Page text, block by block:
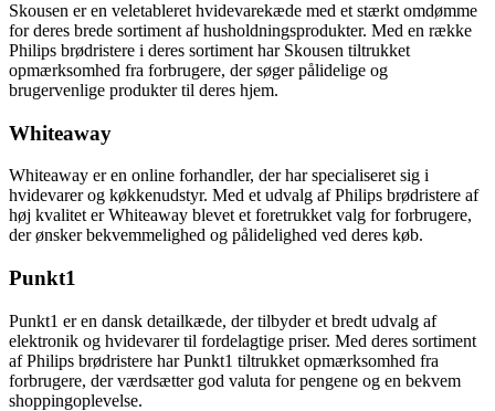
Skousen er en veletableret hvidevarekæde med et stærkt omdømme
for deres brede sortiment af husholdningsprodukter. Med en række
Philips brødristere i deres sortiment har Skousen tiltrukket
opmærksomhed fra forbrugere, der søger pålidelige og
brugervenlige produkter til deres hjem.
Whiteaway
Whiteaway er en online forhandler, der har specialiseret sig i
hvidevarer og køkkenudstyr. Med et udvalg af Philips brødristere af
høj kvalitet er Whiteaway blevet et foretrukket valg for forbrugere,
der ønsker bekvemmelighed og pålidelighed ved deres køb.
Punkt1
Punkt1 er en dansk detailkæde, der tilbyder et bredt udvalg af
elektronik og hvidevarer til fordelagtige priser. Med deres sortiment
af Philips brødristere har Punkt1 tiltrukket opmærksomhed fra
forbrugere, der værdsætter god valuta for pengene og en bekvem
shoppingoplevelse.